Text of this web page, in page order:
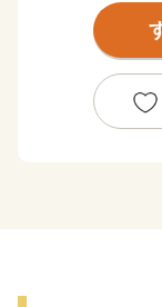
有数のニット
や百貨店に並
ために、料亭
の幸も容易に